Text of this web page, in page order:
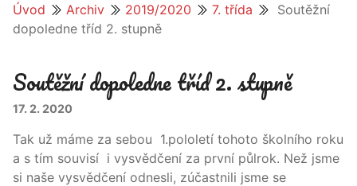
Úvod Archiv 2019/2020 7. třída
Soutěžní
dopoledne tříd 2. stupně
Soutěžní dopoledne tříd 2. stupně
17. 2. 2020
Tak už máme za sebou 1.pololetí tohoto školního roku
a s tím souvisí i vysvědčení za první půlrok. Než jsme
si naše vysvědčení odnesli, zúčastnili jsme se